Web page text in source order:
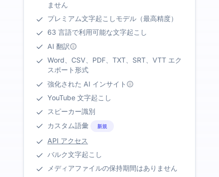
ません
プレミアム文字起こしモデル（最高精度）
63 言語で利用可能な文字起こし
AI 翻訳
Word、CSV、PDF、TXT、SRT、VTT エク
スポート形式
強化された AI インサイト
YouTube 文字起こし
スピーカー識別
カスタム語彙
新規
API アクセス
バルク文字起こし
メディアファイルの保持期間はありません